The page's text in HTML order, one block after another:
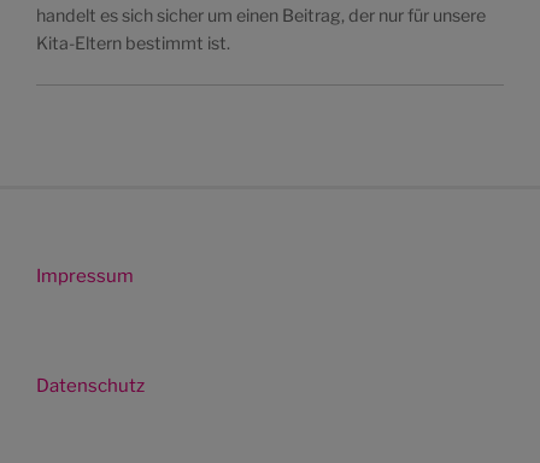
handelt es sich sicher um einen Beitrag, der nur für unsere
Kita-Eltern bestimmt ist.
Impressum
Datenschutz